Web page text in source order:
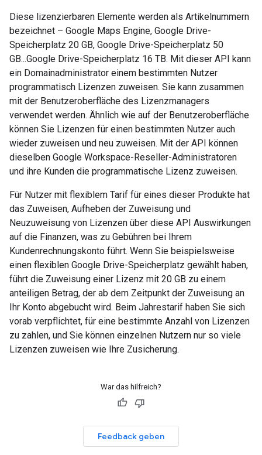
Diese lizenzierbaren Elemente werden als Artikelnummern
bezeichnet – Google Maps Engine, Google Drive-
Speicherplatz 20 GB, Google Drive-Speicherplatz 50
GB...Google Drive-Speicherplatz 16 TB. Mit dieser API kann
ein Domainadministrator einem bestimmten Nutzer
programmatisch Lizenzen zuweisen. Sie kann zusammen
mit der Benutzeroberfläche des Lizenzmanagers
verwendet werden. Ähnlich wie auf der Benutzeroberfläche
können Sie Lizenzen für einen bestimmten Nutzer auch
wieder zuweisen und neu zuweisen. Mit der API können
dieselben Google Workspace-Reseller-Administratoren
und ihre Kunden die programmatische Lizenz zuweisen.
Für Nutzer mit flexiblem Tarif für eines dieser Produkte hat
das Zuweisen, Aufheben der Zuweisung und
Neuzuweisung von Lizenzen über diese API Auswirkungen
auf die Finanzen, was zu Gebühren bei Ihrem
Kundenrechnungskonto führt. Wenn Sie beispielsweise
einen flexiblen Google Drive-Speicherplatz gewählt haben,
führt die Zuweisung einer Lizenz mit 20 GB zu einem
anteiligen Betrag, der ab dem Zeitpunkt der Zuweisung an
Ihr Konto abgebucht wird. Beim Jahrestarif haben Sie sich
vorab verpflichtet, für eine bestimmte Anzahl von Lizenzen
zu zahlen, und Sie können einzelnen Nutzern nur so viele
Lizenzen zuweisen wie Ihre Zusicherung.
War das hilfreich?
Feedback geben